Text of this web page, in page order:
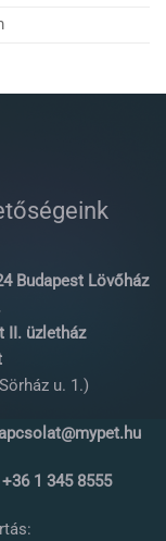
Budapest Lövőház
II. üzletház
u. 1.)
+36 1 345 8555